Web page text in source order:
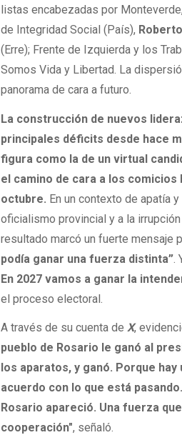
listas encabezadas por
de Integridad Social (País),
(Erre); Frente de Izquierda y los
Somos Vida y Libertad. La
panorama de cara a futuro.
La construcción de nuevos
principales déficits desde hace
figura como la de un virtual
el camino de cara a los
octubre. En un contexto de apatía
oficialismo provincial y a la
resultado marcó un fuerte mensaje
podía ganar una fuerza distinta”
En 2027 vamos a ganar la
el proceso electoral.
A través de su cuenta de X,
pueblo de Rosario le ganó al
los aparatos, y ganó. Porque
acuerdo con lo que está
Rosario apareció. Una fuerza
cooperación", señaló.